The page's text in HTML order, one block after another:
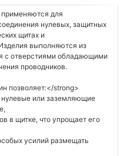
для
нулевых, защитных
щитах и
выполняются из
с отверстиями обладающими
проводников.
позволяет:</strong>
или заземляющие
в щитке, что упрощает его
усилий размещать